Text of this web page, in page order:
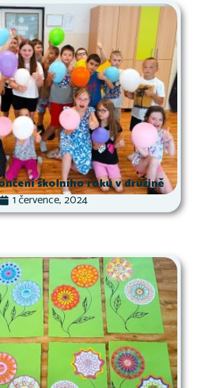
školního roku v družině
1 července, 2024